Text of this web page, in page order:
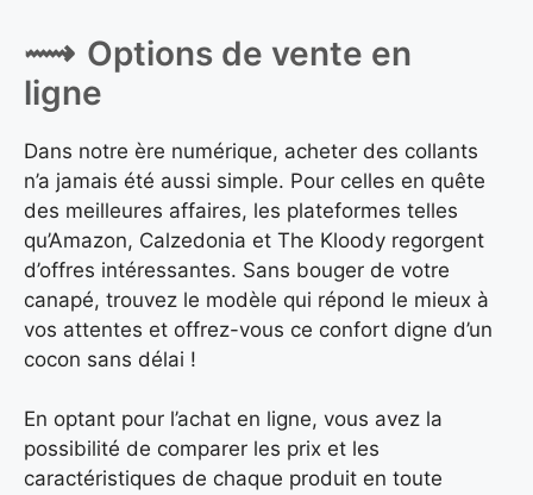
Options de vente en
ligne
Dans notre ère numérique, acheter des collants
n’a jamais été aussi simple. Pour celles en quête
des meilleures affaires, les plateformes telles
qu’Amazon, Calzedonia et The Kloody regorgent
d’offres intéressantes. Sans bouger de votre
canapé, trouvez le modèle qui répond le mieux à
vos attentes et offrez-vous ce confort digne d’un
cocon sans délai !
En optant pour l’achat en ligne, vous avez la
possibilité de comparer les prix et les
caractéristiques de chaque produit en toute